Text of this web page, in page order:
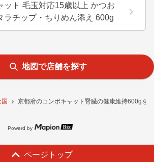
京都府のコンボキャット腎臓の健康維持600gを
ット 毛玉対応15歳以上 かつお
ラチップ・ちりめん添え 600g
地図で店舗を探す
Powerd by
ページトップ